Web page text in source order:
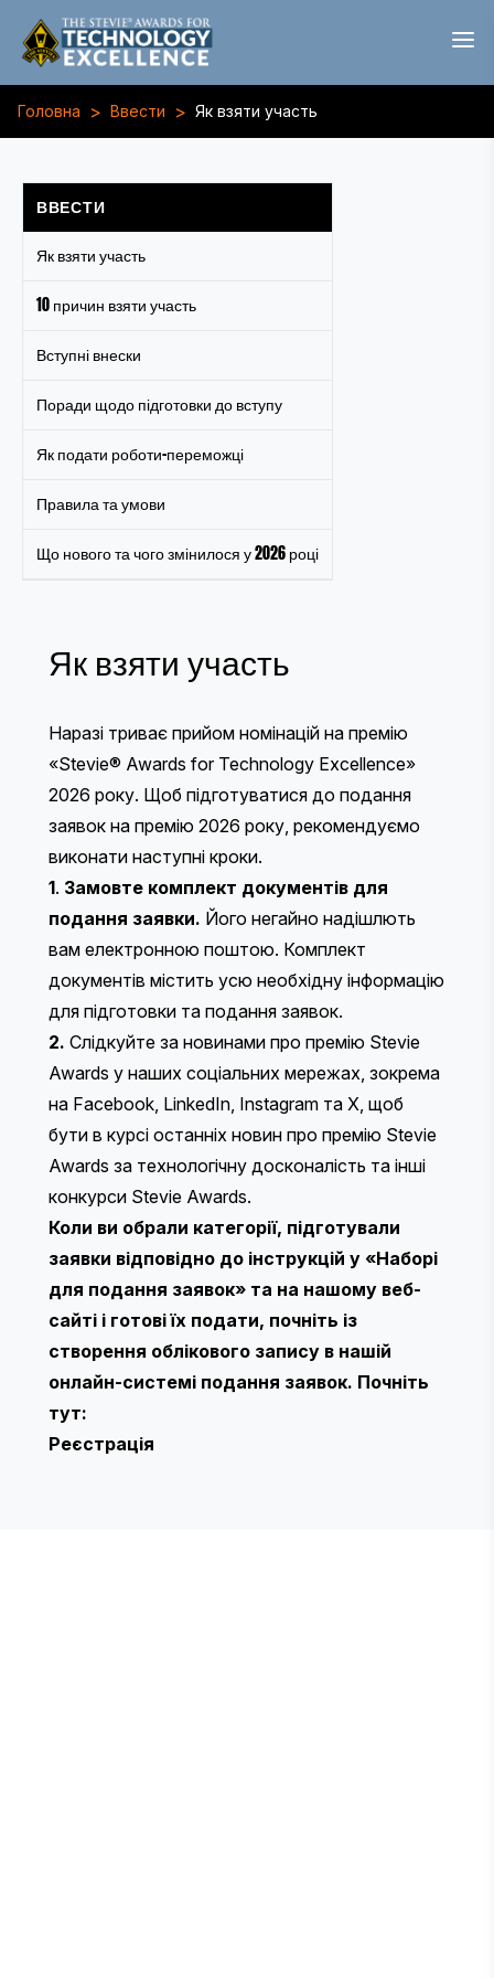
Головна > Ввести > Як взяти участь
ВВЕСТИ
Як взяти участь
10 причин взяти участь
Вступні внески
Поради щодо підготовки до вступу
Як подати роботи-переможці
Правила та умови
Що нового та чого змінилося у 2026 році
Як взяти участь
Наразі триває прийом номінацій на премію
«Stevie® Awards for Technology Excellence»
2026 року. Щоб підготуватися до подання
заявок на премію 2026 року, рекомендуємо
виконати наступні кроки.
1. Замовте комплект документів для
подання заявки. Його негайно надішлють
вам електронною поштою. Комплект
документів містить усю необхідну інформацію
для підготовки та подання заявок.
2. Слідкуйте за новинами про премію Stevie
Awards у наших соціальних мережах, зокрема
на Facebook, LinkedIn, Instagram та X, щоб
бути в курсі останніх новин про премію Stevie
Awards за технологічну досконалість та інші
конкурси Stevie Awards.
Коли ви обрали категорії, підготували
заявки відповідно до інструкцій у «Наборі
для подання заявок» та на нашому веб-
сайті і готові їх подати, почніть із
створення облікового запису в нашій
онлайн-системі подання заявок. Почніть
тут:
Реєстрація